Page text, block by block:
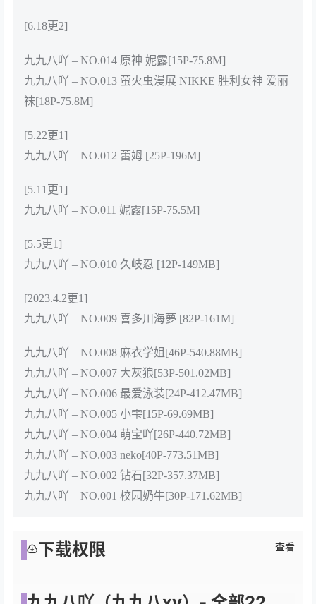
[6.18更2]
九九八吖 – NO.014 原神 妮露[15P-75.8M]
九九八吖 – NO.013 萤火虫漫展 NIKKE 胜利女神 爱丽
袜[18P-75.8M]
[5.22更1]
九九八吖 – NO.012 蕾姆 [25P-196M]
[5.11更1]
九九八吖 – NO.011 妮露[15P-75.5M]
[5.5更1]
九九八吖 – NO.010 久岐忍 [12P-149MB]
[2023.4.2更1]
九九八吖 – NO.009 喜多川海夢 [82P-161M]
九九八吖 – NO.008 麻衣学姐[46P-540.88MB]
九九八吖 – NO.007 大灰狼[53P-501.02MB]
九九八吖 – NO.006 最爱泳装[24P-412.47MB]
九九八吖 – NO.005 小雫[15P-69.69MB]
九九八吖 – NO.004 萌宝吖[26P-440.72MB]
九九八吖 – NO.003 neko[40P-773.51MB]
九九八吖 – NO.002 钻石[32P-357.37MB]
九九八吖 – NO.001 校园奶牛[30P-171.62MB]
下载权限 查看